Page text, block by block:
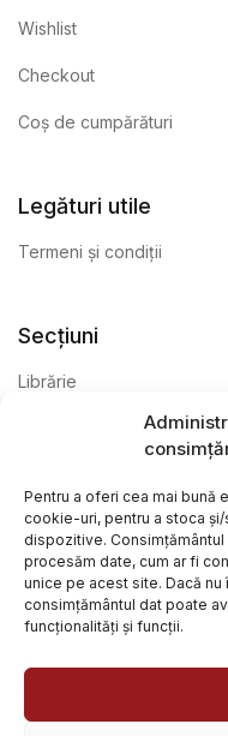
Pentru a oferi cea mai bună
cookie-uri, pentru a stoca
dispozitive.
procesăm date, cum ar fi
unice pe acest site. Dacă
consimțământul dat poate
funcționalități și funcții.
Wishlist
Checkout
Coș de cumpărături
Legături utile
Termeni și condiții
Secțiuni
Librărie
@ Librăria Arcana.